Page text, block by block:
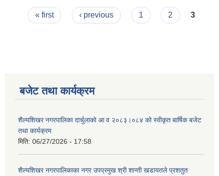
Pages
« first ‹ previous 1 2 3
बजेट तथा कार्यक्रम
शैल्यशिखर नगरपालिका दार्चुलाको आ व २०८३।०८४ को स्वीकृत बार्षिक बजेट
तथा कार्यक्रम
मिति: 06/27/2026 - 17:58
शैल्यशिखर नगरपालिकाका नगर उपप्रमुख श्री शान्ती खडायतले प्रशतुत